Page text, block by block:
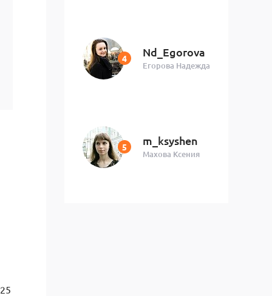
Nd_Egorova
Егорова Надежда
m_ksyshen
Махова Ксения